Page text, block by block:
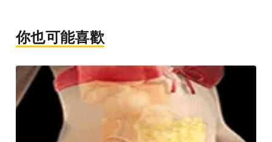
你也可能喜歡